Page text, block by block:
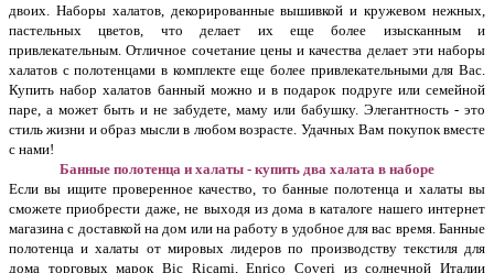
двоих. Наборы халатов, декорированные вышивкой и кружевом нежных,
пастельных цветов, что делает их еще более изысканным и
привлекательным. Отличное сочетание цены и качества делает эти наборы
халатов с полотенцами в комплекте еще более привлекательными для Вас.
Купить набор халатов банный можно и в подарок подруге или семейной
паре, а может быть и не забудете, маму или бабушку. Элегантность - это
стиль жизни и образ мысли в любом возрасте. Удачных Вам покупок вместе
с нами!
Банные полотенца и халаты - купить два халата в наборе
Если вы ищите проверенное качество, то банные полотенца и халаты вы
сможете приобрести даже, не выходя из дома в каталоге нашего интернет
магазина с доставкой на дом или на работу в удобное для вас время. Банные
полотенца и халаты от мировых лидеров по производству текстиля для
дома торговых марок Bic Ricami, Enrico Coveri из солнечной Италии